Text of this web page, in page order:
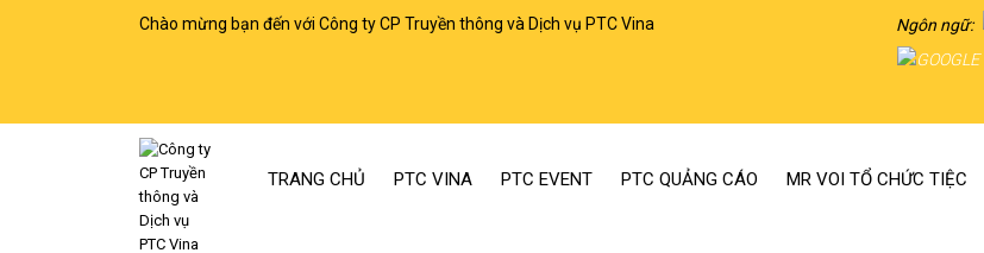
Chào mừng bạn đến với Công ty CP Truyền thông và Dịch vụ PTC Vina Ngôn ngữ:
TRANG CHỦ PTC VINA PTC EVENT PTC QUẢNG CÁO MR VOI TỔ CHỨC TIỆC